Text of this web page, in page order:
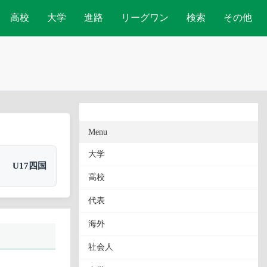
高校 大学 進路 リーグワン 検索 その他
U17四国
Menu
大学
高校
代表
海外
社会人